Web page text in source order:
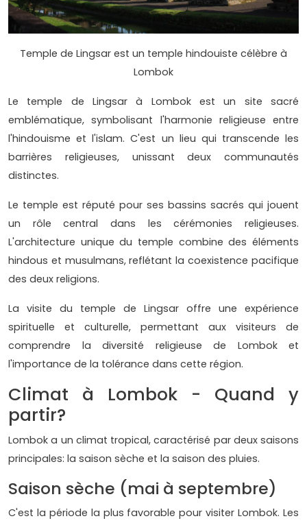
Temple de Lingsar est un temple hindouiste célèbre à
Lombok
Le temple de Lingsar à Lombok est un site sacré
emblématique, symbolisant l'harmonie religieuse entre
l'hindouisme et l'islam. C'est un lieu qui transcende les
barrières religieuses, unissant deux communautés
distinctes.
Le temple est réputé pour ses bassins sacrés qui jouent
un rôle central dans les cérémonies religieuses.
L'architecture unique du temple combine des éléments
hindous et musulmans, reflétant la coexistence pacifique
des deux religions.
La visite du temple de Lingsar offre une expérience
spirituelle et culturelle, permettant aux visiteurs de
comprendre la diversité religieuse de Lombok et
l'importance de la tolérance dans cette région.
Climat à Lombok - Quand y
partir?
Lombok a un climat tropical, caractérisé par deux saisons
principales: la saison sèche et la saison des pluies.
Saison sèche (mai à septembre)
C'est la période la plus favorable pour visiter Lombok. Les